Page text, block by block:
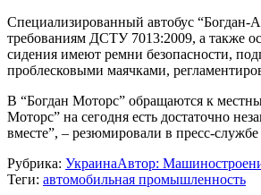
Специализированный автобус “Богдан-
требованиям ДСТУ 7013:2009, а также
сидения имеют ремни безопасности,
проблесковыми маячками,
В “Богдан Моторс” обращаются к
Моторс” на сегодня есть достаточно
вместе”, – резюмировали в пресс-
Рубрика: УкраинаАвтор:
Теги: автомобильная промышленность